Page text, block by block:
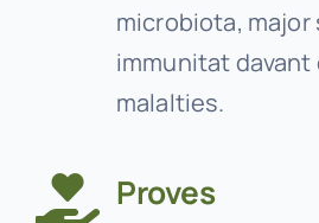
microbiota, major
immunitat davant
malalties.
Proves